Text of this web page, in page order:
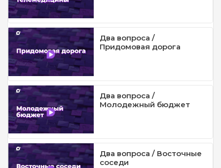
Два вопроса /
Придомовая дорога
Два вопроса /
Молодежный бюджет
Два вопроса / Восточные
соседи